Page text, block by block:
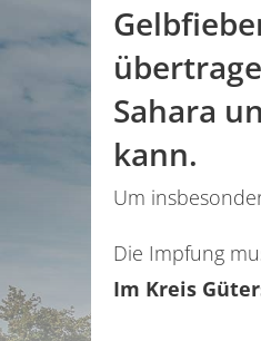
Sahara
kann.
Um
Die Impfung
Im Kreis